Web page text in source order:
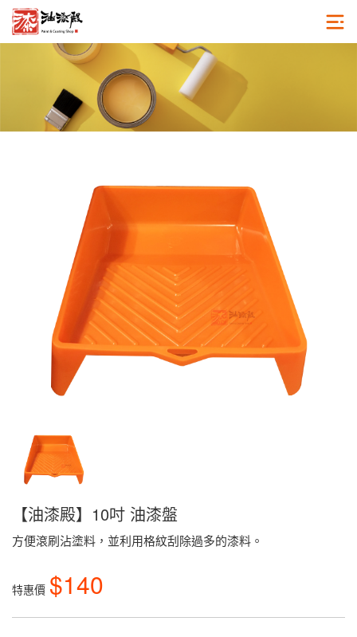
【油漆殿】10吋 油漆盤
方便滾刷沾塗料，並利用格紋刮除過多的漆料。
特惠價 $140